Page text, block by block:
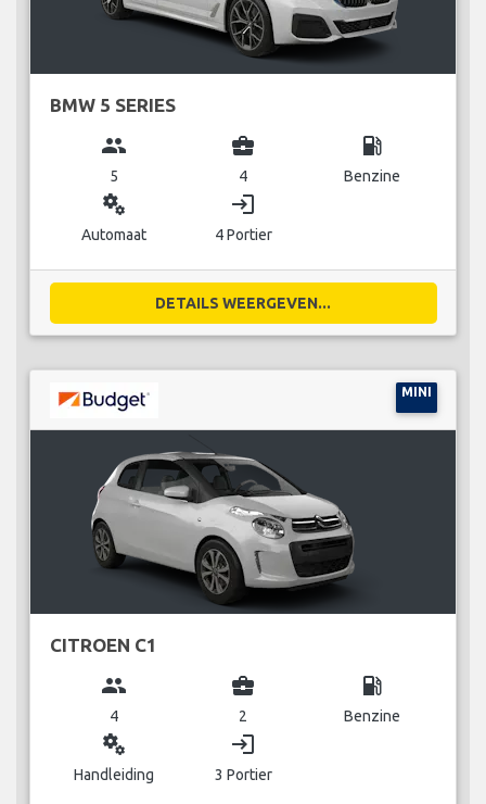
BMW 5 SERIES
group
5
business_center
4
local_gas_station
Benzine
miscellaneous_services
Automaat
login
4 Portier
DETAILS WEERGEVEN...
MINI
CITROEN C1
group
4
business_center
2
local_gas_station
Benzine
miscellaneous_services
Handleiding
login
3 Portier